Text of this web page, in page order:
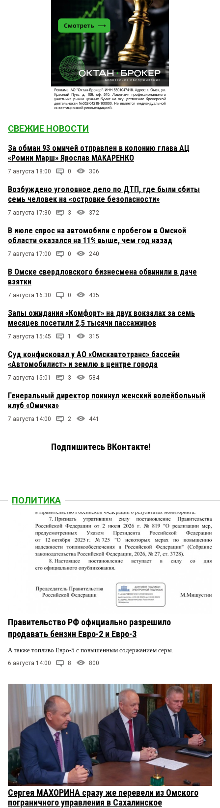
СВЕЖИЕ НОВОСТИ
За обман 93 омичей отправлен в колонию глава АЦ
«Ромни Марш» Ярослав МАКАРЕНКО
7 августа 18:00 0 306
Возбуждено уголовное дело по ДТП, где были сбиты
семь человек на «островке безопасности»
7 августа 17:30 3 372
В июле спрос на автомобили с пробегом в Омской
области оказался на 11% выше, чем год назад
7 августа 17:00 0 240
В Омске свердловского бизнесмена обвинили в даче
взятки
7 августа 16:30 0 435
Залы ожидания «Комфорт» на двух вокзалах за семь
месяцев посетили 2,5 тысячи пассажиров
7 августа 15:45 1 315
Суд конфисковал у АО «Омскавтотранс» бассейн
«Автомобилист» и землю в центре города
7 августа 15:01 3 584
Генеральный директор покинул женский волейбольный
клуб «Омичка»
7 августа 14:00 2 441
Подпишитесь ВКонтакте!
ПОЛИТИКА
Правительство РФ официально разрешило
продавать бензин Евро-2 и Евро-3
А также топливо Евро-5 с повышенным содержанием серы.
6 августа 14:00 8 800
Сергея МАХОРИНА сразу же перевели из Омского
пограничного управления в Сахалинское